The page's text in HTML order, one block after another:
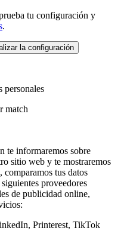
tu configuración y
.
la configuración
personales
match
te informaremos sobre
sitio web y te mostraremos
comparamos tus datos
proveedores
de publicidad online,
Printerest, TikTok